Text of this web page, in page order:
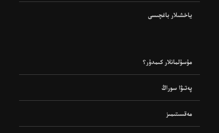
ياخشىلار باغچىسى
مۇسۇلمانلار كىمدۇر؟
پەتىۋا سوراڭ
مەقسىتىمىز